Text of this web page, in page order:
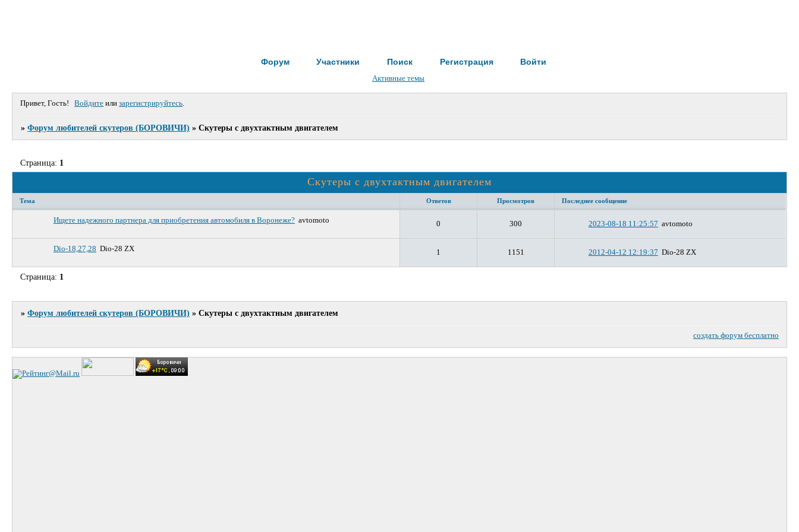
Форум Участники Поиск Регистрация Войти
Активные темы
Привет, Гость! Войдите илизарегистрируйтесь.
»Форум любителей скутеров (БОРОВИЧИ) »Скутеры с двухтактным двигателем
Скутеры с двухтактным двигателем
Страница: 1
Тема Ответов Просмотров Последнее сообщение
Ищете надежного партнера для приобретения автомобиля в Воронеже? avtomoto 0 300 2023-08-18 11:25:57 avtomoto
Dio-18,27,28 Dio-28 ZX 1 1151 2012-04-12 12:19:37 Dio-28 ZX
Страница: 1
»Форум любителей скутеров (БОРОВИЧИ) »Скутеры с двухтактным двигателем
создать форум бесплатно